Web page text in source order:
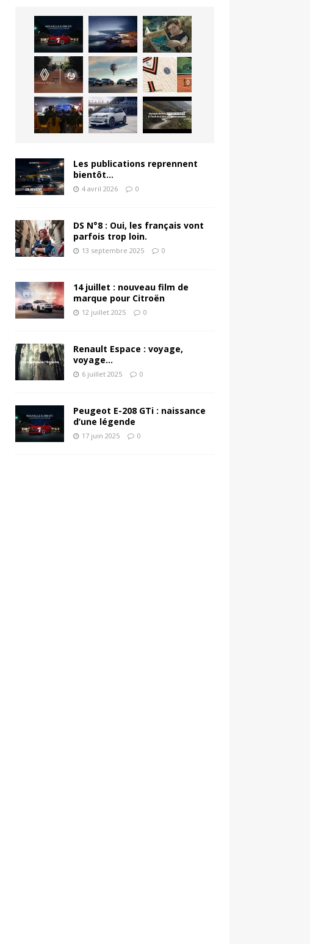
Les publications reprennent
bientôt…
4 avril 2026 0
DS N°8 : Oui, les français vont
parfois trop loin.
13 septembre 2025 0
14 juillet : nouveau film de
marque pour Citroën
12 juillet 2025 0
Renault Espace : voyage,
voyage…
6 juillet 2025 0
Peugeot E-208 GTi : naissance
d’une légende
17 juin 2025 0